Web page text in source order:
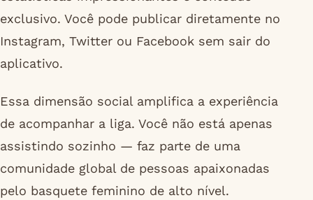
exclusivo. Você pode publicar diretamente no
Instagram, Twitter ou Facebook sem sair do
aplicativo.
Essa dimensão social amplifica a experiência
de acompanhar a liga. Você não está apenas
assistindo sozinho — faz parte de uma
comunidade global de pessoas apaixonadas
pelo basquete feminino de alto nível.